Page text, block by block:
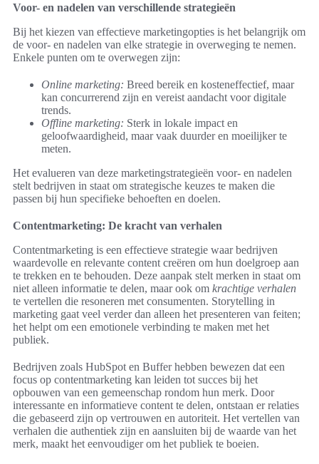
Voor- en nadelen van verschillende strategieën
Bij het kiezen van effectieve marketingopties is het belangrijk om
de voor- en nadelen van elke strategie in overweging te nemen.
Enkele punten om te overwegen zijn:
Online marketing: Breed bereik en kosteneffectief, maar
kan concurrerend zijn en vereist aandacht voor digitale
trends.
Offline marketing: Sterk in lokale impact en
geloofwaardigheid, maar vaak duurder en moeilijker te
meten.
Het evalueren van deze marketingstrategieën voor- en nadelen
stelt bedrijven in staat om strategische keuzes te maken die
passen bij hun specifieke behoeften en doelen.
Contentmarketing: De kracht van verhalen
Contentmarketing is een effectieve strategie waar bedrijven
waardevolle en relevante content creëren om hun doelgroep aan
te trekken en te behouden. Deze aanpak stelt merken in staat om
niet alleen informatie te delen, maar ook om krachtige verhalen
te vertellen die resoneren met consumenten. Storytelling in
marketing gaat veel verder dan alleen het presenteren van feiten;
het helpt om een emotionele verbinding te maken met het
publiek.
Bedrijven zoals HubSpot en Buffer hebben bewezen dat een
focus op contentmarketing kan leiden tot succes bij het
opbouwen van een gemeenschap rondom hun merk. Door
interessante en informatieve content te delen, ontstaan er relaties
die gebaseerd zijn op vertrouwen en autoriteit. Het vertellen van
verhalen die authentiek zijn en aansluiten bij de waarde van het
merk, maakt het eenvoudiger om het publiek te boeien.